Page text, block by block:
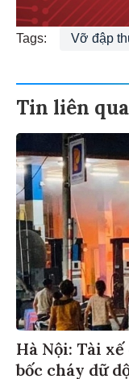
Tags: Vỡ đập
Tin liên
Hà Nội: Tài
bốc cháy dữ